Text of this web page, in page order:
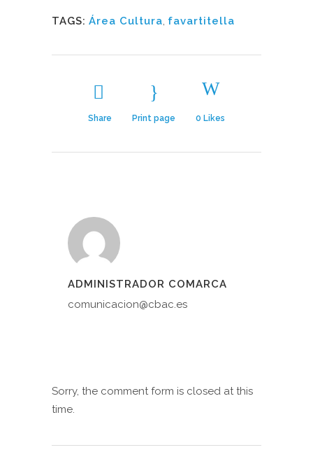
TAGS: Área Cultura, favartitella
Share Print page 0 Likes
ADMINISTRADOR COMARCA
comunicacion@cbac.es
Sorry, the comment form is closed at this
time.